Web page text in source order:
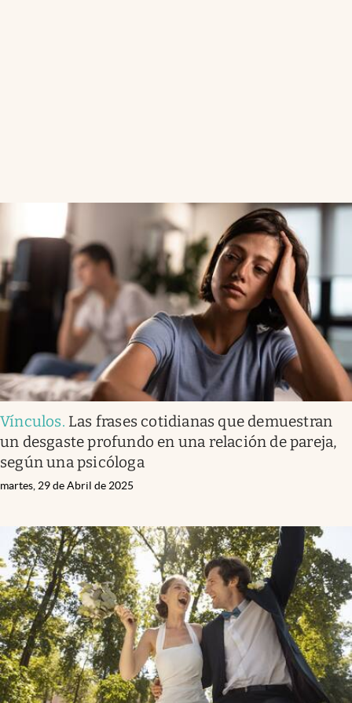
Vínculos. Las frases cotidianas que demuestran
un desgaste profundo en una relación de pareja,
según una psicóloga
martes, 29 de Abril de 2025